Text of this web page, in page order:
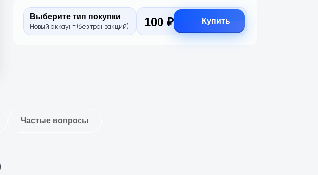
Выберите тип покупки
Новый аккаунт (без транзакций) 100 ₽ Купить
Частые вопросы